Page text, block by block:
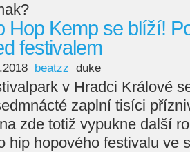
Hop Kemp se blíží!
festivalem
beatzz duke
v Hradci Králové
zaplní tisíci
zde totiž vypukne další
hip hopového festivalu ve